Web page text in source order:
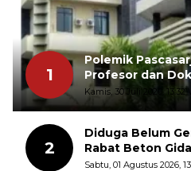
1
Polemik
Profesor dan
dalam Rutinitas
Kamis, 30 Juli 2026, 13:32
2
Diduga Belum
Rabat Beton
Sudah Pecah
Sabtu, 01 Agustus 2026,